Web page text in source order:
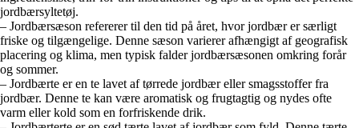
jordbærsyltetøj.
– Jordbærsæson refererer til den tid på året, hvor jordbær er særligt
friske og tilgængelige. Denne sæson varierer afhængigt af geografisk
placering og klima, men typisk falder jordbærsæsonen omkring forår
og sommer.
– Jordbærte er en te lavet af tørrede jordbær eller smagsstoffer fra
jordbær. Denne te kan være aromatisk og frugtagtig og nydes ofte
varm eller kold som en forfriskende drik.